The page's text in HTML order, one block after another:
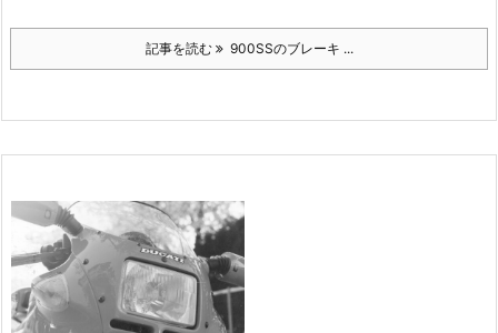
記事を読む 900SSのブレーキ ...